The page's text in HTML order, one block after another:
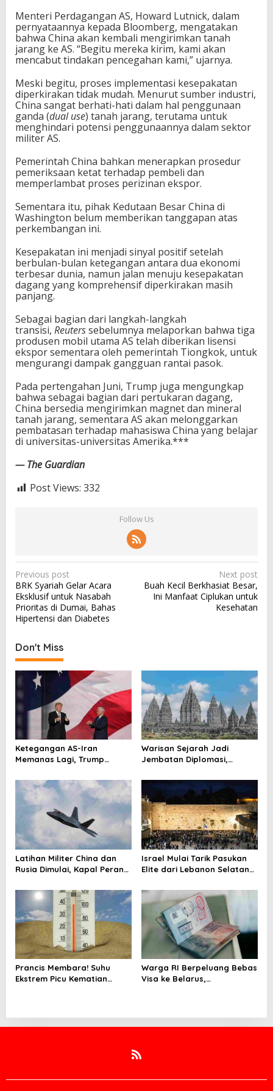
Menteri Perdagangan AS, Howard Lutnick, dalam
pernyataannya kepada Bloomberg, mengatakan
bahwa China akan kembali mengirimkan tanah
jarang ke AS. “Begitu mereka kirim, kami akan
mencabut tindakan pencegahan kami,” ujarnya.
Meski begitu, proses implementasi kesepakatan
diperkirakan tidak mudah. Menurut sumber industri,
China sangat berhati-hati dalam hal penggunaan
ganda (dual use) tanah jarang, terutama untuk
menghindari potensi penggunaannya dalam sektor
militer AS.
Pemerintah China bahkan menerapkan prosedur
pemeriksaan ketat terhadap pembeli dan
memperlambat proses perizinan ekspor.
Sementara itu, pihak Kedutaan Besar China di
Washington belum memberikan tanggapan atas
perkembangan ini.
Kesepakatan ini menjadi sinyal positif setelah
berbulan-bulan ketegangan antara dua ekonomi
terbesar dunia, namun jalan menuju kesepakatan
dagang yang komprehensif diperkirakan masih
panjang.
Sebagai bagian dari langkah-langkah
transisi, Reuterssebelumnya melaporkan bahwa tiga
produsen mobil utama AS telah diberikan lisensi
ekspor sementara oleh pemerintah Tiongkok, untuk
mengurangi dampak gangguan rantai pasok.
Pada pertengahan Juni, Trump juga mengungkap
bahwa sebagai bagian dari pertukaran dagang,
China bersedia mengirimkan magnet dan mineral
tanah jarang, sementara AS akan melonggarkan
pembatasan terhadap mahasiswa China yang belajar
di universitas-universitas Amerika.***
— The Guardian
Post Views: 332
Follow Us
P
o
s
t
n
a
v
i
g
a
t
i
o
n
Previous post
BRK Syariah Gelar Acara
Eksklusif untuk Nasabah
Prioritas di Dumai, Bahas
Hipertensi dan Diabetes
Next post
Buah Kecil Berkhasiat Besar,
Ini Manfaat Ciplukan untuk
Kesehatan
Don't Miss
Ketegangan AS-Iran
Memanas Lagi, Trump
Warisan Sejarah Jadi
Jembatan Diplomasi,
Konservasi Prambanan
Latihan Militer China dan
Rusia Dimulai, Kapal Perang
Dikerahkan
Israel Mulai Tarik Pasukan
Elite dari Lebanon Selatan
dengan Hizbullah
Prancis Membara! Suhu
Ekstrem Picu Kematian
Warga RI Berpeluang Bebas
Visa ke Belarus,